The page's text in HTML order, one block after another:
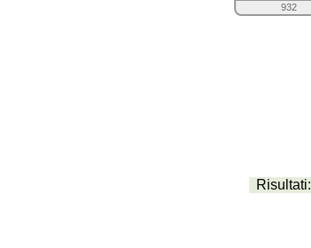
932
Risultati: